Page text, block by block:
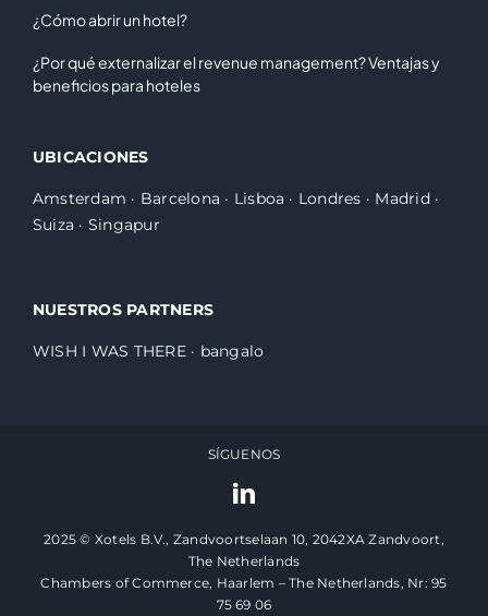
¿Cómo abrir un hotel?
¿Por qué externalizar el revenue management? Ventajas y
beneficios para hoteles
UBICACIONES
Amsterdam · Barcelona · Lisboa · Londres · Madrid·
Suiza · Singapur
NUESTROS PARTNERS
WISH I WAS THERE· bangalo
SÍGUENOS
2025 © Xotels B.V., Zandvoortselaan 10, 2042XA Zandvoort,
The Netherlands
Chambers of Commerce, Haarlem – The Netherlands, Nr: 95
75 69 06